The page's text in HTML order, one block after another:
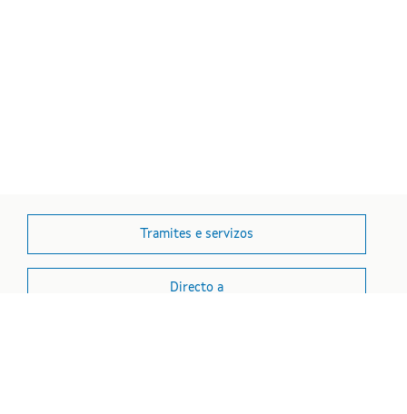
Tramites e servizos
Directo a